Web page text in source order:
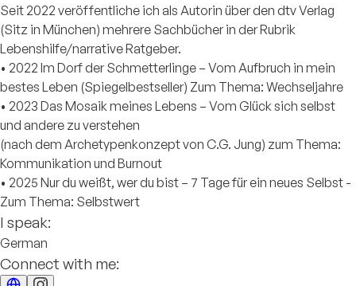
Seit 2022 veröffentliche ich als Autorin über den dtv Verlag
(Sitz in München) mehrere Sachbücher in der Rubrik
Lebenshilfe/narrative Ratgeber.
• 2022 Im Dorf der Schmetterlinge – Vom Aufbruch in mein
bestes Leben (Spiegelbestseller) Zum Thema: Wechseljahre
• 2023 Das Mosaik meines Lebens – Vom Glück sich selbst
und andere zu verstehen
(nach dem Archetypenkonzept von C.G. Jung) zum Thema:
Kommunikation und Burnout
• 2025 Nur du weißt, wer du bist – 7 Tage für ein neues Selbst -
Zum Thema: Selbstwert
I speak:
German
Connect with me: